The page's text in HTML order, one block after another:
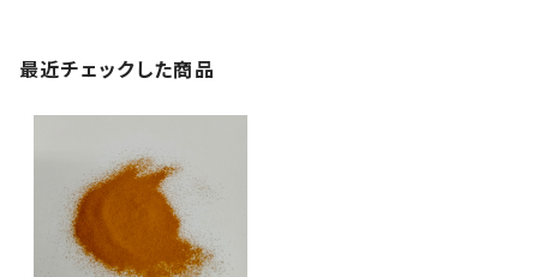
最近チェックした商品